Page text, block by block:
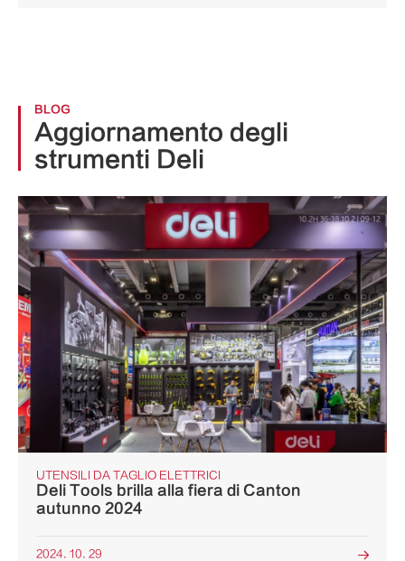
BLOG
Aggiornamento degli
strumenti Deli
UTENSILI DA TAGLIO ELETTRICI
Deli Tools brilla alla fiera di Canton
autunno 2024
2024. 10. 29 